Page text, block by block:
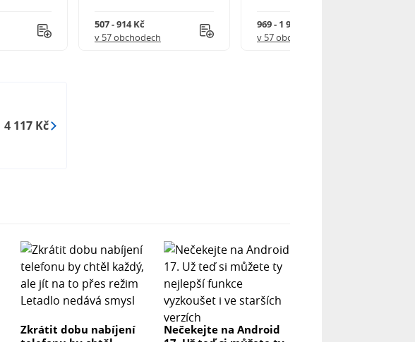
507 - 914 Kč
v 57 obchodech
969 - 1 918 Kč
v 57 obchodech
4 117 Kč
Zkrátit dobu nabíjení
Nečekejte na Android